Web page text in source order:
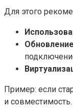
Для этого
Пример: если
и совместимость.